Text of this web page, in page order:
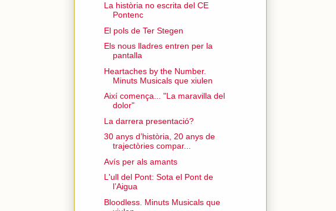
La història no escrita del CE
Pontenc
El pols de Ter Stegen
Els nous lladres entren per la
pantalla
Heartaches by the Number.
Minuts Musicals que xiulen
Així comença... "La maravilla del
dolor"
La darrera presentació?
30 anys d’història, 20 anys de
trajectòries compar...
Avís per als amants
L'ull del Pont: Sota el Pont de
l’Aigua
Bloodless. Minuts Musicals que